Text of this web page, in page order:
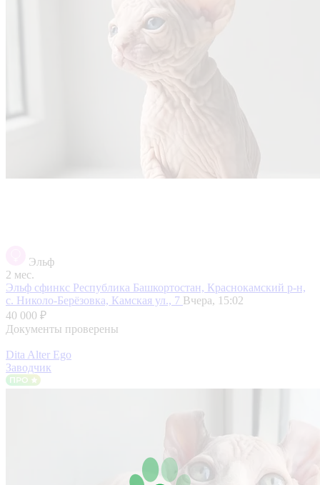
Эльф
2 мес.
Эльф сфинкс Республика Башкортостан, Краснокамский р-н,
с. Николо-Берёзовка, Камская ул., 7 Вчера, 15:02
40 000 ₽
Документы проверены
Dita Alter Ego
Заводчик